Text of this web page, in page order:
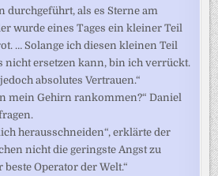
durchgeführt, als es Sterne am
wurde eines Tages ein kleiner Teil
… Solange ich diesen kleinen Teil
nicht ersetzen kann, bin ich verrückt.
absolutes Vertrauen.“
mein Gehirn rankommen?“ Daniel
herausschneiden“, erklärte der
nicht die geringste Angst zu
Operator der Welt.“